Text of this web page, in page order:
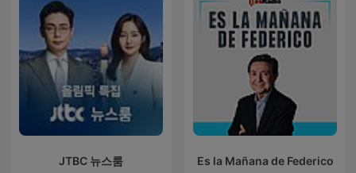
JTBC 뉴스룸 Es la Mañana de Federico